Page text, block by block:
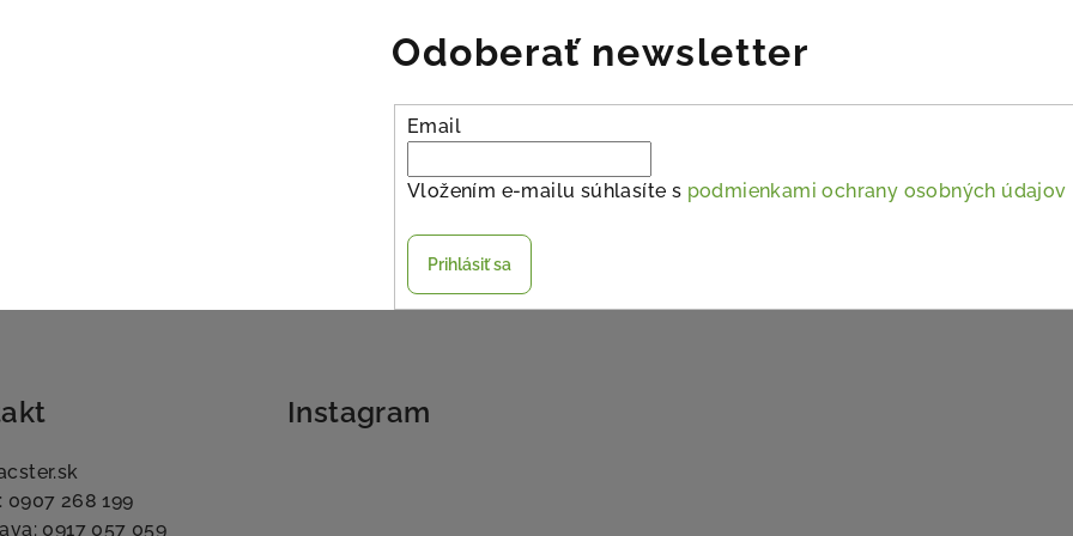
Odoberať newsletter
Email
Vložením e-mailu súhlasíte s podmienkami ochrany osobných údajov
Prihlásiť sa
0907 268 199
0917 057 059
Instagram